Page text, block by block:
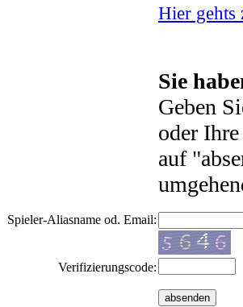
Hier
Sie
Geben
oder
auf
Spieler-Aliasname od. Email:
Verifizierungscode: